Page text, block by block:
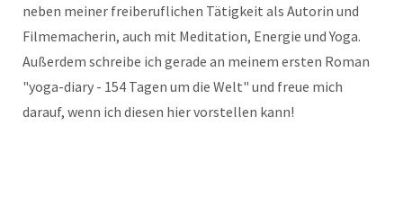
neben meiner freiberuflichen Tätigkeit als Autorin und
Filmemacherin, auch mit Meditation, Energie und Yoga.
Außerdem schreibe ich gerade an meinem ersten Roman
"yoga-diary - 154 Tagen um die Welt" und freue mich
darauf, wenn ich diesen hier vorstellen kann!